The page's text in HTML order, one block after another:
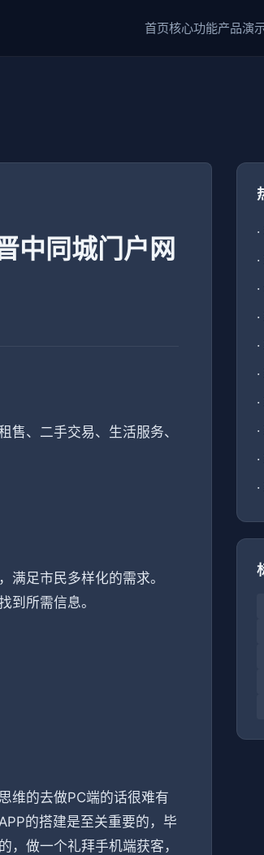
首页核心功能产品演
中同城门户网
、二手交易、生活服务、
足市民多样化的需求。
到所需信息。
维的去做PC端的话很难有
的搭建是至关重要的，毕
做一个礼拜手机端获客，
·
·
·
·
·
·
·
·
·
·